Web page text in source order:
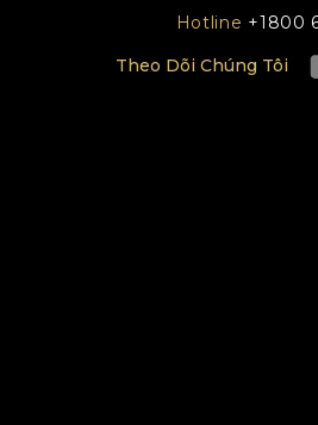
Hotline +1800
Theo Dõi Chúng Tôi